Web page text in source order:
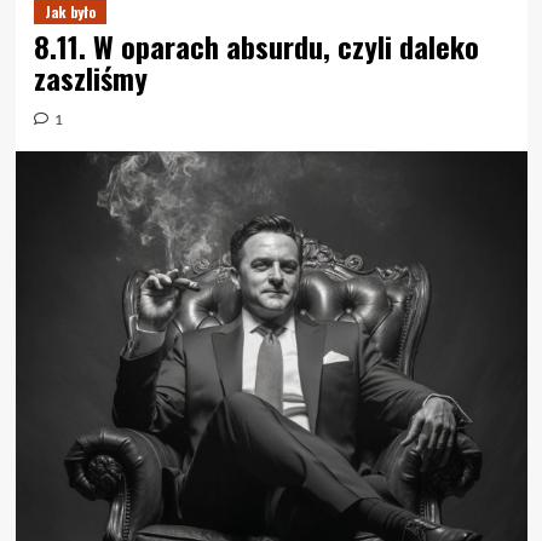
Jak było
8.11. W oparach absurdu, czyli daleko
zaszliśmy
1